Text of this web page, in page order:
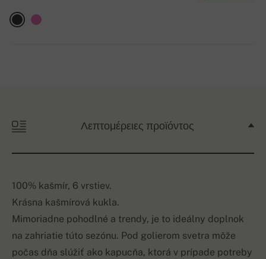
Λεπτομέρειες προϊόντος
100% kašmír, 6 vrstiev.
Krásna kašmírová kukla.
Mimoriadne pohodlné a trendy, je to ideálny doplnok
na zahriatie túto sezónu. Pod golierom svetra môže
počas dňa slúžiť ako kapucňa, ktorá v prípade potreby